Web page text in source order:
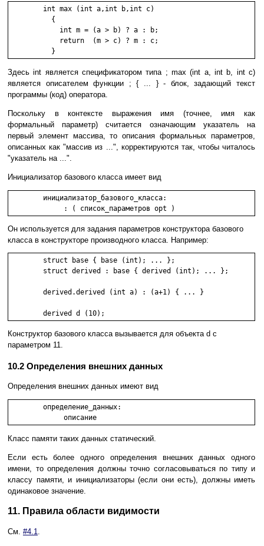
Здесь int является спецификатором типа ; max (int a, int b, int c)
является описателем функции ; { ... } - блок, задающий текст
программы (код) оператора.
Поскольку в контексте выражения имя (точнее, имя как
формальный параметр) считается означающим указатель на
первый элемент массива, то описания формальных параметров,
описанных как "массив из ...", корректируются так, чтобы читалось
"указатель на ...".
Инициализатор базового класса имеет вид
Он используется для задания параметров конструктора базового
класса в конструкторе производного класса. Например:
Конструктор базового класса вызывается для объекта d с
параметром 11.
10.2 Определения внешних данных
Определения внешних данных имеют вид
Класс памяти таких данных статический.
Если есть более одного определения внешних данных одного
имени, то определения должны точно согласовываться по типу и
классу памяти, и инициализаторы (если они есть), должны иметь
одинаковое значение.
11. Правила области видимости
См. #4.1.